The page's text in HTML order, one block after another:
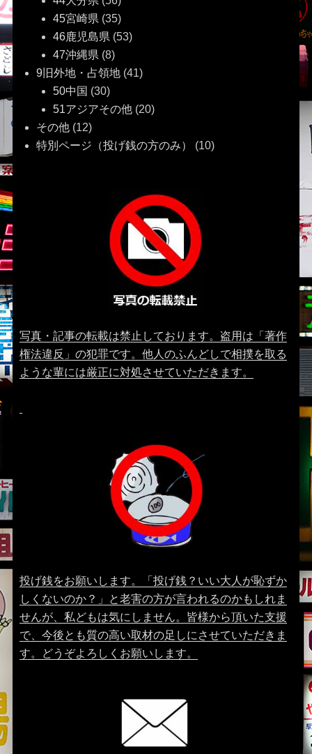
45宮崎県 (35)
46鹿児島県 (53)
47沖縄県 (8)
9旧外地・占領地(41)
50中国 (30)
51アジアその他(20)
その他(12)
特別ページ（投げ銭の方のみ）
(10)
写真・記事の転載は禁止しております。盗用は「著作
権法違反」の犯罪です。他人のふんどしで相撲を取る
ような輩には厳正に対処させていただきます。
投げ銭をお願いします。「投げ銭？いい大人が恥ずか
しくないのか？」と老害の方が言われるのかもしれま
せんが、私どもは気にしません。皆様から頂いた支援
で、今後とも質の高い取材の足しにさせていただきま
す。どうぞよろしくお願いします。